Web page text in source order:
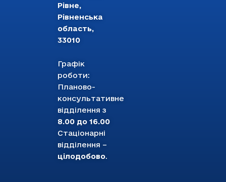
Рівне,
Рівненська
область,
33010
Графік
роботи:
Планово-
консультативне
відділення з
8.00 до 16.00
Стаціонарні
відділення –
цілодобово.